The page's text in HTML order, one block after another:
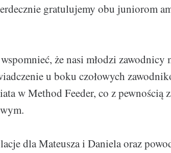
gratulujemy obu juniorom
że nasi młodzi
u boku czołowych
w Method Feeder, co z pewnością
dla Mateusza i Daniela oraz